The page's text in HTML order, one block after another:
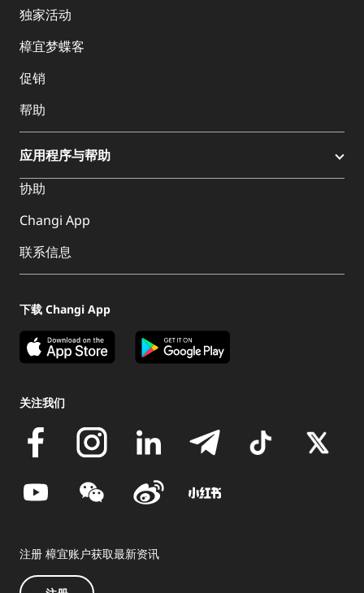
独家活动
樟宜梦蝶客
促销
帮助
应用程序与帮助
协助
Changi App
联系信息
下载 Changi App
关注我们
注册 樟宜账户获取最新资讯